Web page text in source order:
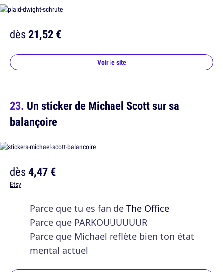
dès21,52 €
Voir le site
Un sticker de Michael Scott sur sa
balançoire
dès4,47 €
Etsy
Parce que tu es fan de The Office
Parce que PARKOUUUUUUR
Parce que Michael reflète bien ton état
mental actuel